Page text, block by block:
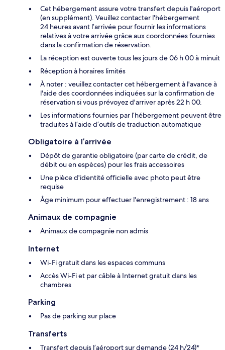
Cet hébergement assure votre transfert depuis l'aéroport
(en supplément). Veuillez contacter l'hébergement
24 heures avant l’arrivée pour fournir les informations
relatives à votre arrivée grâce aux coordonnées fournies
dans la confirmation de réservation.
La réception est ouverte tous les jours de 06 h 00 à minuit
Réception à horaires limités
À noter : veuillez contacter cet hébergement à l'avance à
l'aide des coordonnées indiquées sur la confirmation de
réservation si vous prévoyez d'arriver après 22 h 00.
Les informations fournies par l’hébergement peuvent être
traduites à l’aide d’outils de traduction automatique
Obligatoire à l’arrivée
Dépôt de garantie obligatoire (par carte de crédit, de
débit ou en espèces) pour les frais accessoires
Une pièce d'identité officielle avec photo peut être
requise
Âge minimum pour effectuer l'enregistrement : 18 ans
Animaux de compagnie
Animaux de compagnie non admis
Internet
Wi-Fi gratuit dans les espaces communs
Accès Wi-Fi et par câble à Internet gratuit dans les
chambres
Parking
Pas de parking sur place
Transferts
Transfert depuis l’aéroport sur demande (24 h/24)*